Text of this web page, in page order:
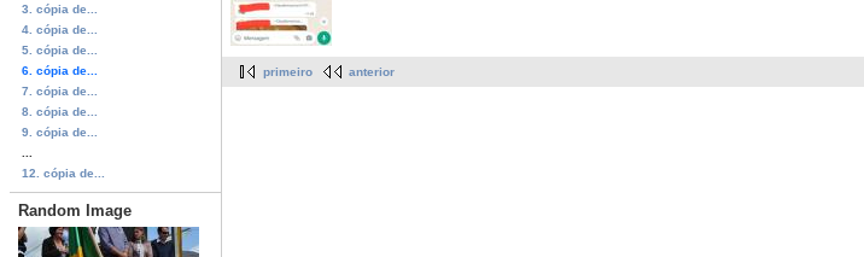
3. cópia de...
4. cópia de...
5. cópia de...
6. cópia de...
7. cópia de...
8. cópia de...
9. cópia de...
12. cópia de...
Random Image
primeiro anterior